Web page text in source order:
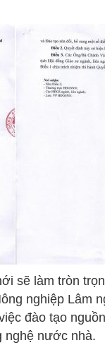
sẽ làm tròn
nghiệp Lâm
đào tạo
nghệ nước nhà.